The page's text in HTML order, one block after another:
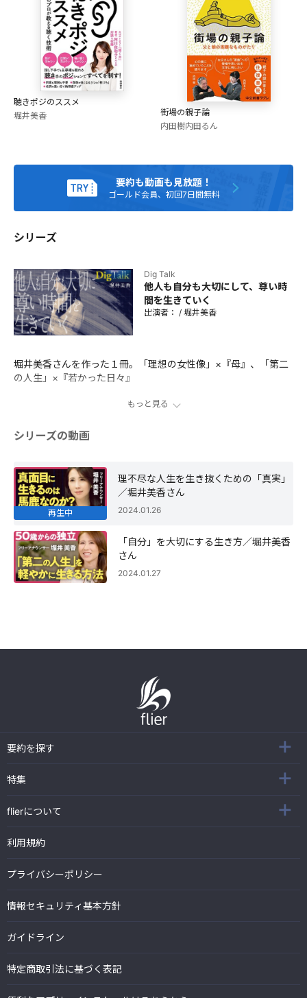
フリーランスアナウンサー。 1972年、秋田県生まれ。1995
年、TBSにアナウンサーとして入社。永六輔、みのもんた、
久米宏、竹中直人（いずれも敬称略）など、個性的な先達の
アシスタントを長年にわたって務めた。2022年3月に退社
し、現在はフリーランスアナウンサーとして活動。ジェー
ン・スーとの大人気ポッドキャスト「OVER THE SUN」な
ど、独立後の活躍も目覚ましい。著書に『「OVER THE
SUN」公式互助会本』（左右社）『音読教室 現役アナウンサ
聴きポジのススメ
堀井美香
街場の親子論
内田樹内田るん
要約も動画も見放題！
ゴールド会員、初回7日間無料
シリーズ
Dig Talk
他人も自分も大切にして、尊い時
間を生きていく
出演者： / 堀井美香
堀井美香さんを作った１冊。「理想の女性像」×『母』、「第二
の人生」×『若かった日々』
もっと見る
シリーズの動画
再生中
理不尽な人生を生き抜くための「真実」
／堀井美香さん
2024.01.26
「自分」を大切にする生き方／堀井美香
さん
2024.01.27
要約を探す
特集
flierについて
利用規約
プライバシーポリシー
情報セキュリティ基本方針
ガイドライン
特定商取引法に基づく表記